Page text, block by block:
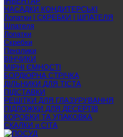
НАСАДКИ КОНДИТЕРСЬКІ
Лопатки | СКРЕБКИ | ШПАТЕЛЯ
Шпателя
Лопатки
Скребки
Пензлики
ВІНЧИКИ
МІРНІ ЄМНОСТІ
БОРДЮРНА СТРІЧКА
ДІЛЬНИКИ ДЛЯ ТІСТА
ПІДСТАВКИ
РЕШІТКИ ДЛЯ ГЛАЗУРУВАННЯ
ПІДЛОЖКИ ДЛЯ ДЕСЕРТІВ
КОРОБКИ ТА УПАКОВКА
СКАЛКИ и СІТА